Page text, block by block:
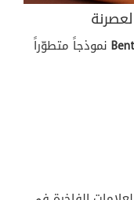
نموذجاً متطوّراً